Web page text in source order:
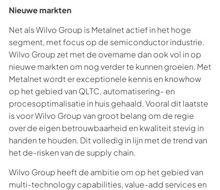
Nieuwe markten
Net als Wilvo Group is Metalnet actief in het hoge
segment, met focus op de semiconductor industrie.
Wilvo Group zet met de overname dan ook vol in op
nieuwe markten om nog verder te kunnen groeien. Met
Metalnet wordt er exceptionele kennis en knowhow
op het gebied van QLTC, automatisering- en
procesoptimalisatie in huis gehaald. Vooral dit laatste
is voor Wilvo Group van groot belang om de regie
over de eigen betrouwbaarheid en kwaliteit stevig in
handen te houden. Dit volledig in lijn met de trend van
het de-risken van de supply chain.
Wilvo Group heeft de ambitie om op het gebied van
multi-technology capabilities, value-add services en